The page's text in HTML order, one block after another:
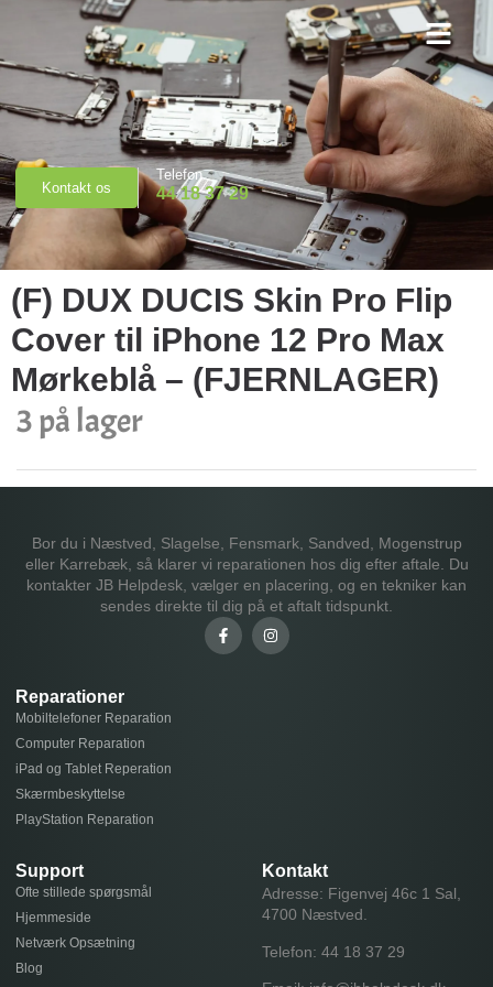
Kontakt os
Telefon
44 18 37 29
(F) DUX DUCIS Skin Pro Flip
Cover til iPhone 12 Pro Max
Mørkeblå – (FJERNLAGER)
3 på lager
Bor du i Næstved, Slagelse, Fensmark, Sandved, Mogenstrup
eller Karrebæk, så klarer vi reparationen hos dig efter aftale. Du
kontakter JB Helpdesk, vælger en placering, og en tekniker kan
sendes direkte til dig på et aftalt tidspunkt.
Reparationer
Mobiltelefoner Reparation
Computer Reparation
iPad og Tablet Reperation
Skærmbeskyttelse
PlayStation Reparation
Support
Ofte stillede spørgsmål
Hjemmeside
Netværk Opsætning
Blog
Kontakt
Adresse: Figenvej 46c 1 Sal,
4700 Næstved.
Telefon: 44 18 37 29